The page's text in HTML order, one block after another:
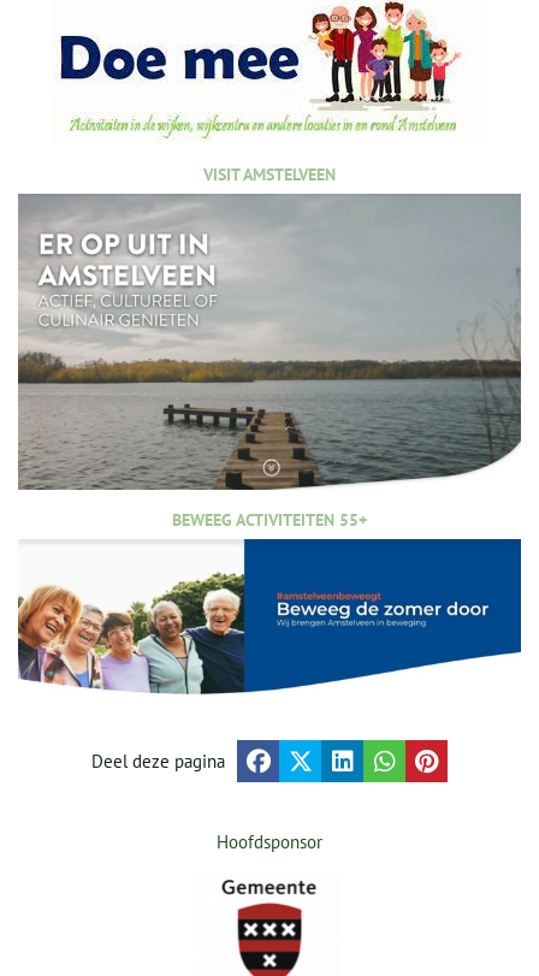
VISIT AMSTELVEEN
BEWEEG ACTIVITEITEN 55+
Deel deze pagina
Hoofdsponsor